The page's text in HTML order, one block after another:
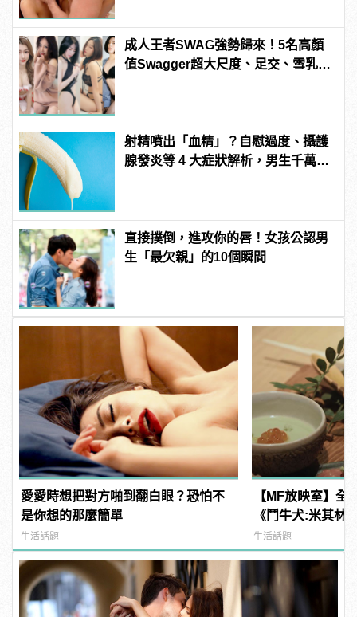
成人王者SWAG強勢歸來！5名高顏
值Swagger超大尺度、足交、雪乳、
射精噴出「血精」？自慰過度、攝護
腺發炎等 4 大症狀解析，男生千萬要
直接撲倒，進攻你的唇！女孩公認男
生「最欠親」的10個瞬間
愛愛時想把對方啪到翻白眼？恐怕不
是你想的那麼簡單
生活話題
【MF放映室】全
《鬥牛犬:米其林
揭秘
生活話題